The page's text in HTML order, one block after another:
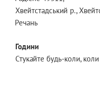
Хвейтстадський р.,
Речань
Години
Стукайте будь-коли,